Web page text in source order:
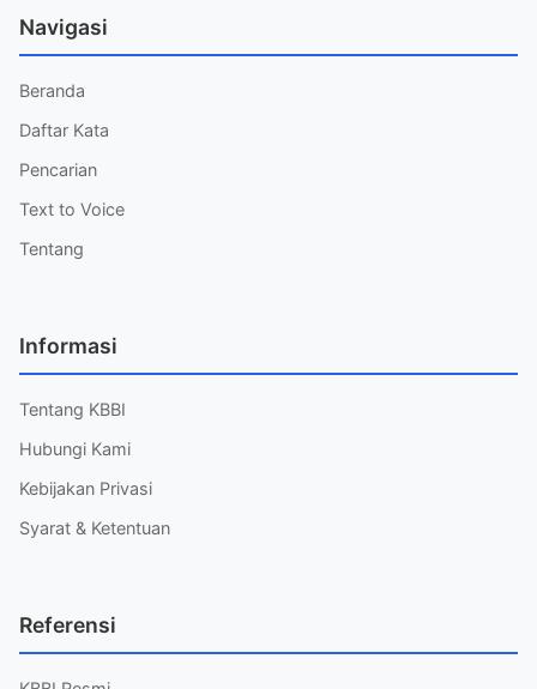
Navigasi
Beranda
Daftar Kata
Pencarian
Text to Voice
Tentang
Informasi
Tentang KBBI
Hubungi Kami
Kebijakan Privasi
Syarat & Ketentuan
Referensi